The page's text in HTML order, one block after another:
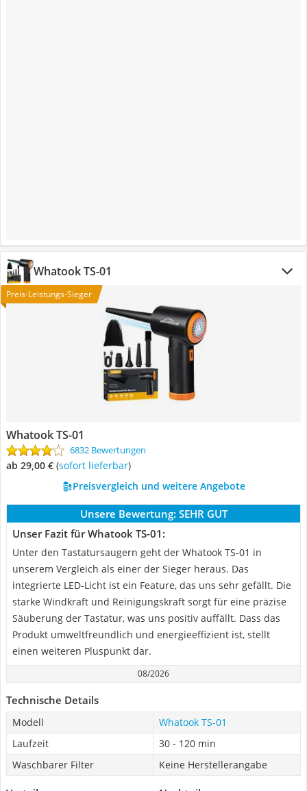
Whatook TS-01
Preis-Leistungs-Sieger
Whatook TS-01
6832 Bewertungen
ab 29,00 € ( Sofort lieferbar)
Preisvergleich und weitere Angebote
Unsere Bewertung: SEHR GUT
Unser Fazit für Whatook TS-01:
Unter den Tastatursaugern geht der Whatook TS-01 in
unserem Vergleich als einer der Sieger heraus. Das
integrierte LED-Licht ist ein Feature, das uns sehr gefällt. Die
starke Windkraft und Reinigungskraft sorgt für eine präzise
Säuberung der Tastatur, was uns positiv auffällt. Dass das
Produkt umweltfreundlich und energieeffizient ist, stellt
einen weiteren Pluspunkt dar.
08/2026
Technische Details
Modell
Whatook TS-01
Laufzeit
30 - 120 min
Waschbarer Filter
Keine Herstellerangabe